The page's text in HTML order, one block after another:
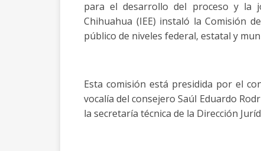
para el desarrollo del proceso y la
Chihuahua (IEE) instaló la Comisión
público de niveles federal, estatal y
Esta comisión está presidida por el
vocalía del consejero Saúl Eduardo
la secretaría técnica de la Dirección